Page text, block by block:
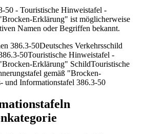
50 - Touristische Hinweistafel -
Erklärung" ist möglicherweise
Namen oder Begriffen bekannt.
386.3-50Deutsches Verkehrsschild
50Touristische Hinweistafel -
Erklärung" SchildTouristische
gemäß "Brocken-
und Informationstafel 386.3-50